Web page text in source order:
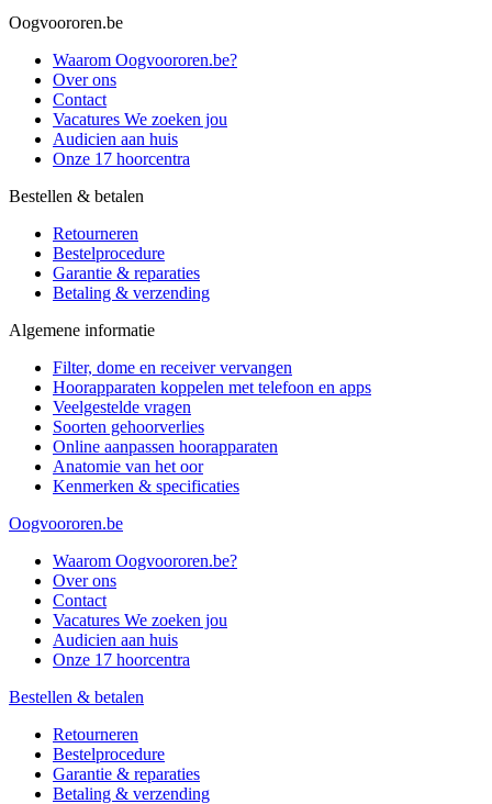
Oogvoororen.be
Waarom Oogvoororen.be?
Over ons
Contact
Vacatures We zoeken jou
Audicien aan huis
Onze 17 hoorcentra
Bestellen & betalen
Retourneren
Bestelprocedure
Garantie & reparaties
Betaling & verzending
Algemene informatie
Filter, dome en receiver vervangen
Hoorapparaten koppelen met telefoon en apps
Veelgestelde vragen
Soorten gehoorverlies
Online aanpassen hoorapparaten
Anatomie van het oor
Kenmerken & specificaties
Oogvoororen.be
Waarom Oogvoororen.be?
Over ons
Contact
Vacatures We zoeken jou
Audicien aan huis
Onze 17 hoorcentra
Bestellen & betalen
Retourneren
Bestelprocedure
Garantie & reparaties
Betaling & verzending